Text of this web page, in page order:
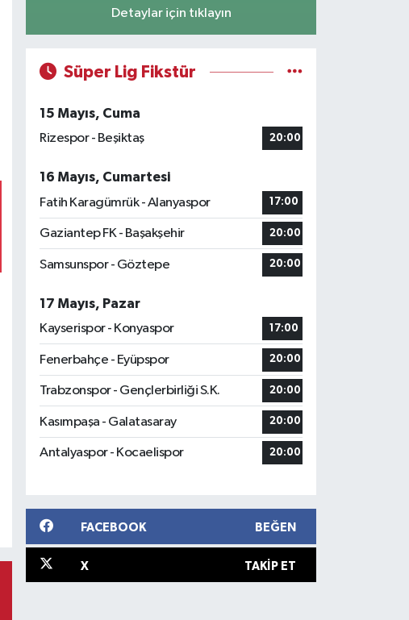
Detaylar için tıklayın
Süper Lig Fikstür
15 Mayıs, Cuma
Rizespor - Beşiktaş
20:00
16 Mayıs, Cumartesi
Fatih Karagümrük - Alanyaspor
17:00
Gaziantep FK - Başakşehir 20:00
Samsunspor - Göztepe 20:00
17 Mayıs, Pazar
Kayserispor - Konyaspor
17:00
Fenerbahçe - Eyüpspor 20:00
Trabzonspor - Gençlerbirliği S.K. 20:00
Kasımpaşa - Galatasaray 20:00
Antalyaspor - Kocaelispor 20:00
FACEBOOK BEĞEN
X TAKIP ET